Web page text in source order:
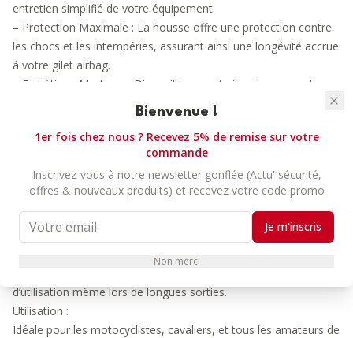
entretien simplifié de votre équipement.
– Protection Maximale : La housse offre une protection contre
les chocs et les intempéries, assurant ainsi une longévité accrue
à votre gilet airbag.
– Esthétique Moderne : Disponible en coloris noir, aux couleurs
du célèbre fabricant japonais de gilets airbag, cette housse
votre équipement selon vos préférences.
– Durabilité : Conçue pour résister à une utilisation intensive,
cette housse prolonge la durée de vie de votre gilet airbag en le
protégeant contre l’usure quotidienne.
– Propreté : Conservez ancien votre gilet airbag propre et le
glissant dans sa housse après chaque utilisation
d’utilisation même lors de longues sorties.
Utilisation :
Idéale pour les motocyclistes, cavaliers, et tous les amateurs de
Bienvenue !
1er fois chez nous ? Recevez 5% de remise sur votre
commande
Inscrivez-vous à notre newsletter gonflée (Actu' sécurité,
offres & nouveaux produits) et recevez votre code promo
Je m'inscris
Non merci